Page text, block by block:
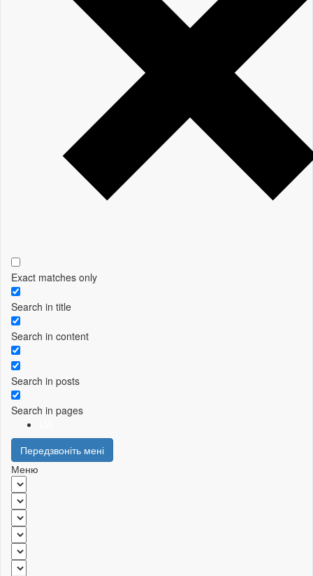
Exact matches only
Search in title
Search in content
Search in posts
Search in pages
Передзвоніть мені
Меню